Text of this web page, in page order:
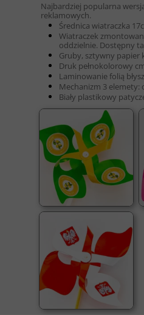
Najbardziej popularna
reklamowych.
Średnica wiatraczka
Wiatraczek
oddzielnie. Dostępny
Gruby, sztywny papier
Druk pełnokolorowy
Laminowanie folią
Mechanizm 3 elemety:
Biały plastikowy